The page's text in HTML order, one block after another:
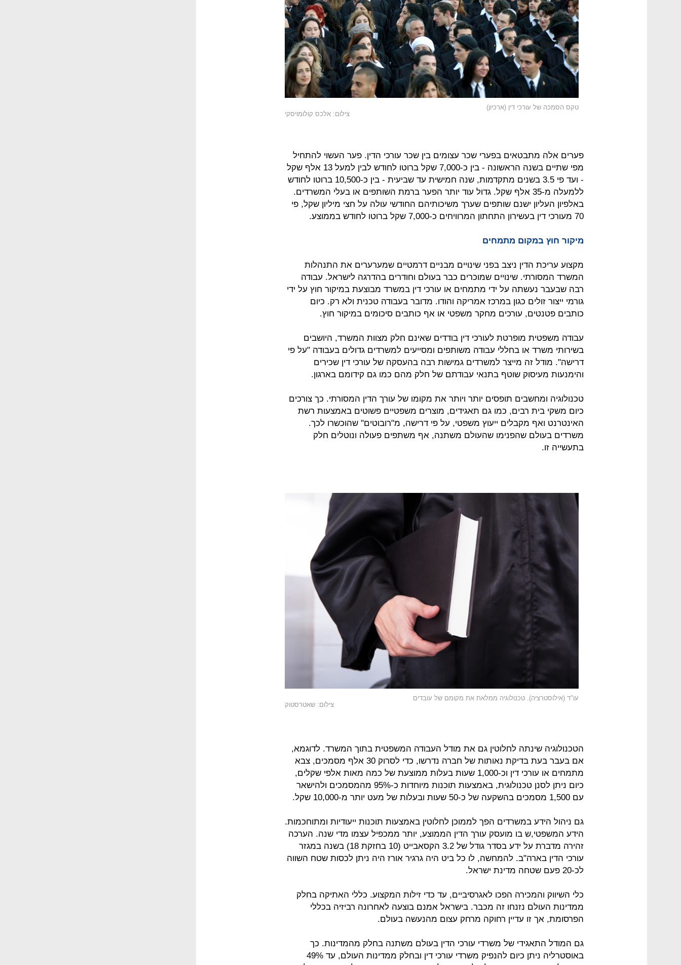
טקס הסמכה של עורכי דין (ארכיון)
צילום: אלכס קולומויסקי
פערים אלה מתבטאים בפערי שכר עצומים בין שכר עורכי הדין. פער העשוי להתחיל
מפי שתיים בשנה הראשונה - בין כ-7,000 שקל ברוטו לחודש לבין למעל 13 אלף שקל
- ועד פי 3.5 בשנים מתקדמות, שנה חמישית עד שביעית - בין כ-10,500 ברוטו לחודש
ללמעלה מ-35 אלף שקל. גדול עוד יותר הפער ברמת השותפים או בעלי המשרדים.
באלפיון העליון ישנם שותפים שערך משיכותיהם החודשי עולה על חצי מיליון שקל, פי
70 מעורכי דין בעשירון התחתון המרוויחים כ-7,000 שקל ברוטו לחודש בממוצע.
מיקור חוץ במקום מתמחים
מקצוע עריכת הדין ניצב בפני שינויים מבניים דרמטיים שמערערים את התנהלות
המשרד המסורתי. שינויים שמוכרים כבר בעולם וחודרים בהדרגה לישראל. עבודה
רבה שבעבר נעשתה על ידי מתמחים או עורכי דין במשרד מבוצעת במיקור חוץ על ידי
גורמי ייצור זולים כגון במרכז אמריקה והודו. מדובר בעבודה טכנית ולא רק. כיום
כותבים פטנטים, עורכים מחקר משפטי או אף כותבים סיכומים במיקור חוץ.
עבודה משפטית מופרטת לעורכי דין בודדים שאינם חלק מצוות המשרד, היושבים
בשירותי משרד או בחללי עבודה משותפים ומסייעים למשרדים גדולים בעבודה "על פי
דרישה". מודל זה מייצר למשרדים גמישות רבה בהעסקה של עורכי דין שכירים
והימנעות מעיסוק שוטף בתנאי עבודתם של חלק מהם כמו גם קידומם בארגון.
טכנולוגיה ומחשבים תופסים יותר ויותר את מקומו של עורך הדין המסורתי. כך צורכים
כיום משקי בית רבים, כמו גם תאגידים, מוצרים משפטיים פשוטים באמצעות רשת
האינטרנט ואף מקבלים ייעוץ משפטי, על פי דרישה, מ"רובוטים" שהוכשרו לכך.
משרדים בעולם שהפנימו שהעולם משתנה, אף משתפים פעולה ונוטלים חלק
בתעשייה זו.
עו"ד (אילוסטרציה). טכנולוגיה ממלאת את מקומם של עובדים
צילום: שאטרסטוק
הטכנולוגיה שינתה לחלוטין גם את מודל העבודה המשפטית בתוך המשרד. לדוגמא,
אם בעבר בעת בדיקת נאותות של חברה נדרשו, כדי לסרוק 30 אלף מסמכים, צבא
מתמחים או עורכי דין וכ-1,000 שעות בעלות ממוצעת של כמה מאות אלפי שקלים,
כיום ניתן לסנן טכנולוגית, באמצעות תוכנות מיוחדות כ-95% מהמסמכים ולהישאר
עם 1,500 מסמכים בהשקעה של כ-50 שעות ובעלות של מעט יותר מ-10,000 שקל.
גם ניהול הידע במשרדים הפך לממוכן לחלוטין באמצעות תוכנות ייעודיות ומתוחכמות.
הידע המשפטי,ש בו מועסק עורך הדין הממוצע, יותר ממכפיל עצמו מדי שנה. הערכה
זהירה מדברת על ידע בסדר גודל של 3.2 הקסאבייט (10 בחזקת 18) בשנה במגזר
עורכי הדין בארה"ב. להמחשה, לו כל ביט היה גרגיר אורז היה ניתן לכסות שטח השווה
לכ-20 פעם שטחה מדינת ישראל.
כלי השיווק והמכירה הפכו לאגרסיביים, עד כדי זילות המקצוע. כללי האתיקה בחלק
ממדינות העולם נזנחו זה מכבר. בישראל אמנם בוצעה לאחרונה רביזיה בכללי
הפרסומת, אך זו עדיין רחוקה מרחק עצום מהנעשה בעולם.
גם המודל התאגידי של משרדי עורכי הדין בעולם משתנה בחלק מהמדינות. כך
באוסטרליה ניתן כיום להנפיק משרדי עורכי דין ובחלק ממדינות העולם, עד 49%